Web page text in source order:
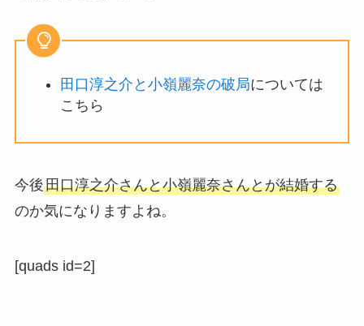
田口淳之介と小嶺麗奈の破局については
こちら
今後田口淳之介さんと小嶺麗奈さんとが結婚する
のか気になりますよね。
[quads id=2]